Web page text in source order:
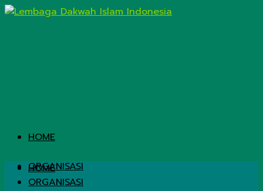
HOME
ORGANISASI
HOME
ORGANISASI